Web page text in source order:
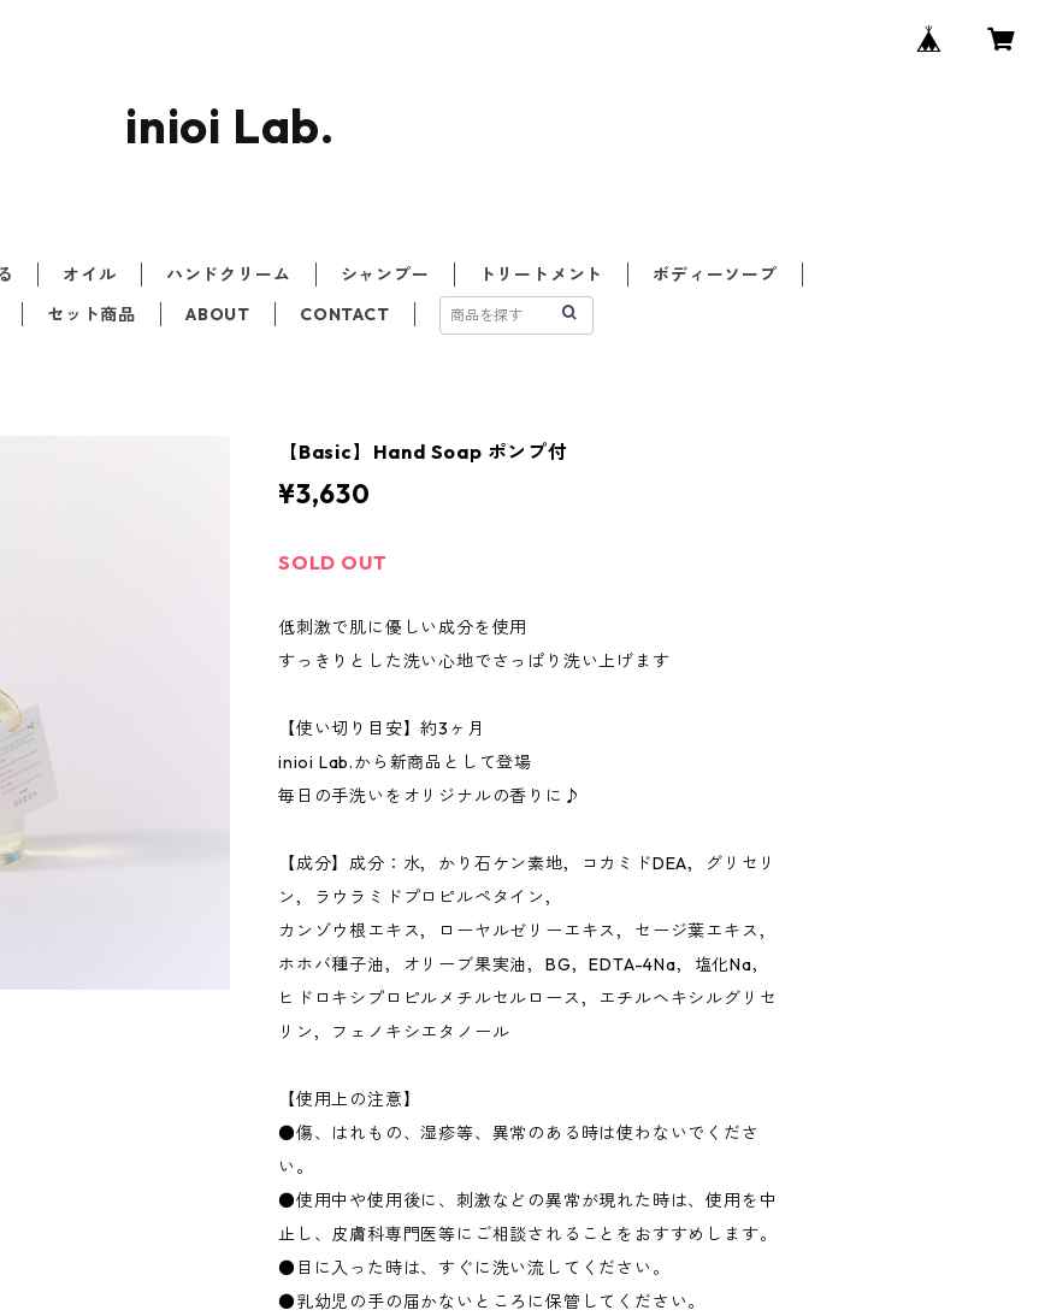
inioi Lab.
オイル ハンドクリーム シャンプー トリートメント
ボディーソープ
セット商品 ABOUT CONTACT
【Basic】Hand Soap ポンプ付
¥3,630
SOLD OUT
低刺激で肌に優しい成分を使用
すっきりとした洗い心地でさっぱり洗い上げます
【使い切り目安】約3ヶ月
inioi Lab.から新商品として登場
毎日の手洗いをオリジナルの香りに♪
【成分】成分：水，かり石ケン素地，コカミドDEA，グリセリ
ン，ラウラミドプロピルペタイン，
カンゾウ根エキス，ローヤルゼリーエキス，セージ葉エキス，
ホホバ種子油，オリーブ果実油，BG，EDTA-4Na，塩化Na，
ヒドロキシプロピルメチルセルロース，エチルヘキシルグリセ
リン，フェノキシエタノール
【使用上の注意】
●傷、はれもの、湿疹等、異常のある時は使わないでくださ
い。
●使用中や使用後に、刺激などの異常が現れた時は、使用を中
止し、皮膚科専門医等にご相談されることをおすすめします。
●目に入った時は、すぐに洗い流してください。
●乳幼児の手の届かないところに保管してください。